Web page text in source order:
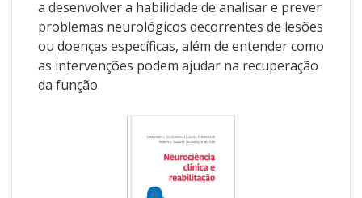
a desenvolver a habilidade de analisar e prever
problemas neurológicos decorrentes de lesões
ou doenças específicas, além de entender como
as intervenções podem ajudar na recuperação
da função.